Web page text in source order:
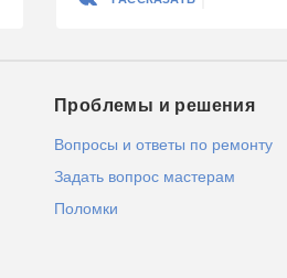
Проблемы и решения
Вопросы и ответы по ремонту
Задать вопрос мастерам
Поломки